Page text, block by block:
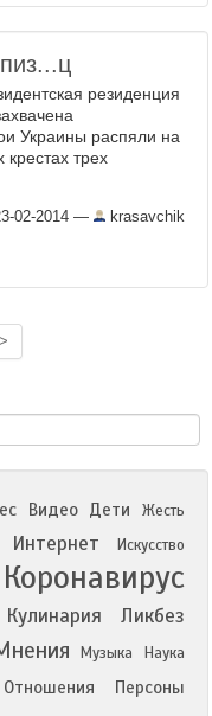
резиденция
Украины распяли на
крестах трех
02-2014 — krasavchik
Видео Дети
Жесть
Интернет Искусство
Коронавирус
Кулинария Ликбез
Музыка Наука
Отношения Персоны